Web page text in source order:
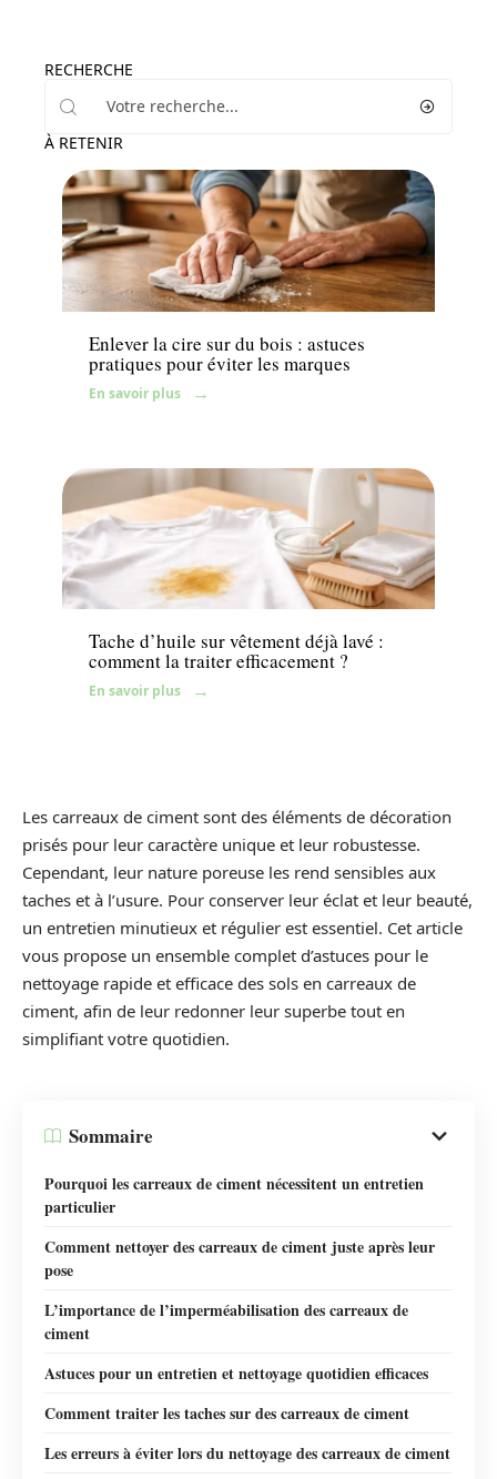
RECHERCHE
À RETENIR
News
Enlever la cire sur du bois : astuces
pratiques pour éviter les marques
En savoir plus
Travaux
Tache d’huile sur vêtement déjà lavé :
comment la traiter efficacement ?
En savoir plus
Les carreaux de ciment sont des éléments de décoration
prisés pour leur caractère unique et leur robustesse.
Cependant, leur nature poreuse les rend sensibles aux
taches et à l’usure. Pour conserver leur éclat et leur beauté,
un entretien minutieux et régulier est essentiel. Cet article
vous propose un ensemble complet d’astuces pour le
nettoyage rapide et efficace des sols en carreaux de
ciment, afin de leur redonner leur superbe tout en
simplifiant votre quotidien.
Sommaire
Pourquoi les carreaux de ciment nécessitent un entretien
particulier
Comment nettoyer des carreaux de ciment juste après leur
pose
L’importance de l’imperméabilisation des carreaux de
ciment
Astuces pour un entretien et nettoyage quotidien efficaces
Comment traiter les taches sur des carreaux de ciment
Les erreurs à éviter lors du nettoyage des carreaux de ciment